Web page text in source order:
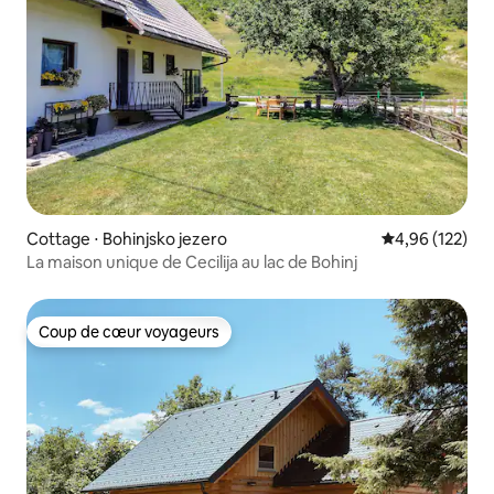
Cottage ⋅ Bohinjsko jezero Évaluation
4,96 (122)
La maison unique de Cecilija au lac de Bohinj
Coup de cœur voyageurs
Coup de cœur voyageurs